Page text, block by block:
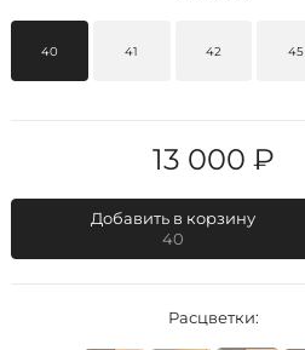
40 41 42 45
13 000 ₽
Добавить в корзину
40
Расцветки: